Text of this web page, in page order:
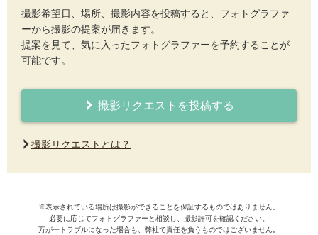
撮影希望日、場所、撮影内容を投稿すると、フォトグラファ
ーから撮影の提案が届きます。
提案を見て、気に入ったフォトグラファーを予約することが
可能です。
撮影リクエストを投稿する
撮影リクエストとは？
※表示されている場所は撮影ができることを保証するものではありません。
必要に応じてフォトグラファーと相談し、撮影許可を確認ください。
万が一トラブルになった場合も、弊社で責任を負うものではございません。